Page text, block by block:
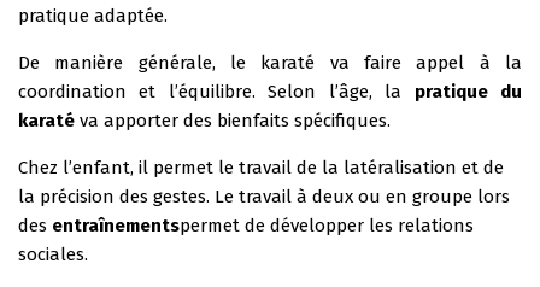
pratique adaptée.
De manière générale, le karaté va faire appel à la
coordination et l’équilibre. Selon l’âge, la pratique du
karaté va apporter des bienfaits spécifiques.
Chez l’enfant, il permet le travail de la latéralisation et de
la précision des gestes. Le travail à deux ou en groupe lors
des entraînementspermet de développer les relations
sociales.